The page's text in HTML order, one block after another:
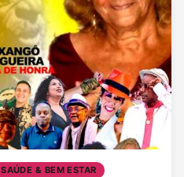
SAÚDE & BEM ESTAR